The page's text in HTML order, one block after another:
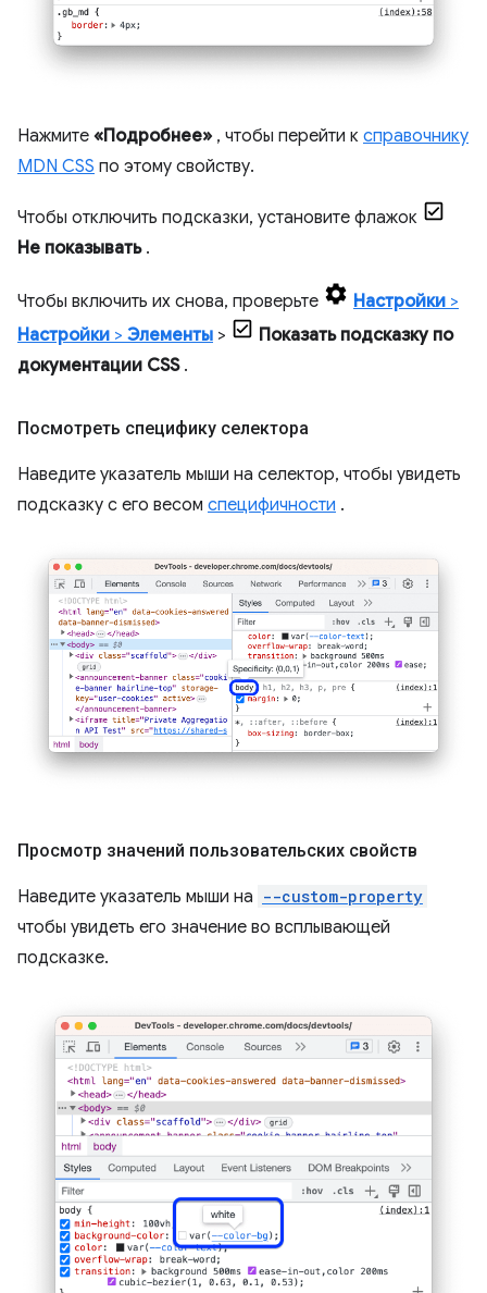
Нажмите «Подробнее» , чтобы перейти к справочнику
MDN CSS по этому свойству.
Чтобы отключить подсказки, установите флажок
Не показывать.
Чтобы включить их снова, проверьте Настройки >
Настройки > Элементы >
Показать подсказку по
документации CSS.
Посмотреть специфику селектора
Наведите указатель мыши на селектор, чтобы увидеть
подсказку с его весом специфичности .
Просмотр значений пользовательских свойств
Наведите указатель мыши на --custom-property
чтобы увидеть его значение во всплывающей
подсказке.